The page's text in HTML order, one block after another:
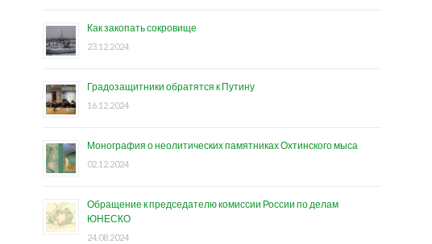
Как закопать сокровище
23.12.2024
Градозащитники обратятся к Путину
16.12.2024
Монография о неолитических памятниках Охтинского мыса
02.12.2024
Обращение к председателю комиссии России по делам
ЮНЕСКО
24.08.2024